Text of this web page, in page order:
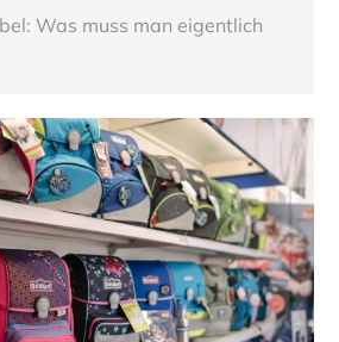
Was muss man eigentlich